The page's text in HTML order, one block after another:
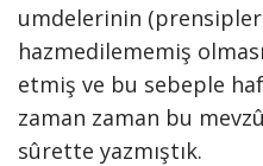
umdelerinin
hazmedilememiş
etmiş ve bu sebeple
zaman zaman bu
sûrette yazmıştık.